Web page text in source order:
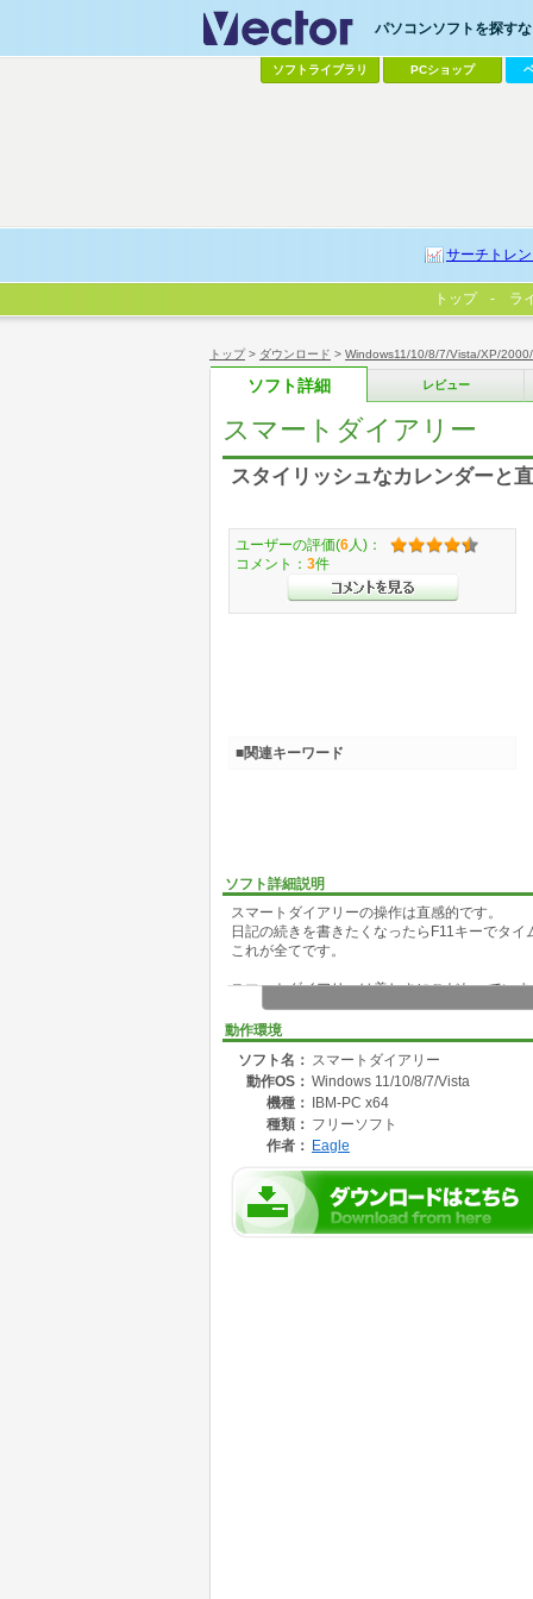
トップ> ダウンロード > Windows11/10/8/7/Vista/XP/
ソフト詳細 レビュー
スマートダイアリー
スタイリッシュなカレンダーと
ソフト詳細説明
スマートダイアリーの操作は直感的です。
日記の続きを書きたくなったらF11キーでタ
これが全てです。
スマートダイアリーは美しさにこだわってい
光をテーマにしたデザインに進化しました。
4K・8Kモニタでも表示のボケ(スケーリング)
サイドバーは単なるカレンダーではなく、ア
画像だけでなく、あらゆるファイルをサイド
スマートダイアリーは高い検索能力を持って
わずかな手がかりから、過去の日記を最短時
スマートダイアリーは日記に付箋(しおり)を
思い出を見失うことはありません。
あなただけのパスワードと高度な暗号化
動作環境
ソフト名： スマートダイアリー
動作OS： Windows 11/10/8/7/Vista
機種：
IBM-PC x64
種類： フリーソフト
作者： Eagle
ユーザーの評価(6 人)：
コメント： 3件
■関連キーワード
パソコンソフトを探す
ソフトライブラリ PCショップ
サーチトレ
トップ ラ